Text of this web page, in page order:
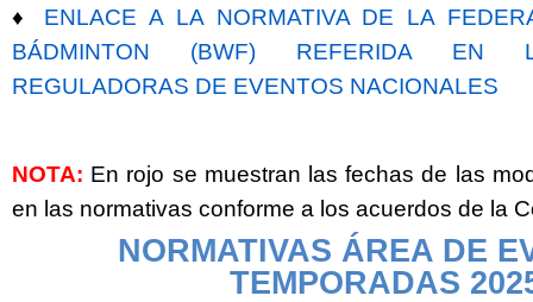
♦ ENLACE A LA NORMATIVA DE LA
BÁDMINTON (BWF) REFERIDA EN
REGULADORAS DE EVENTOS NACIONALES
NOTA: En rojo se muestran las fechas de las
en las normativas conforme a los acuerdos de la
NORMATIVAS ÁREA DE
TEMPORADAS